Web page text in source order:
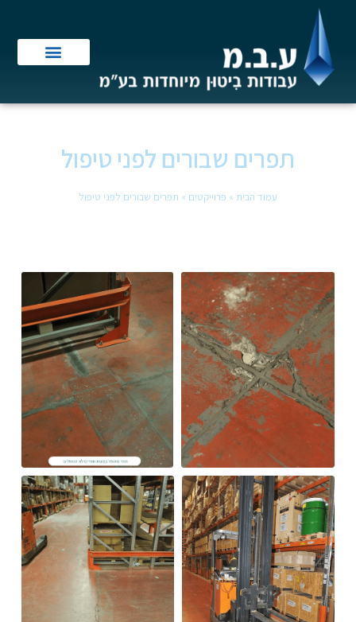
תפרים שבורים לפני טיפול
עמוד הבית»פרוייקטים»תפרים שבורים לפני טיפול